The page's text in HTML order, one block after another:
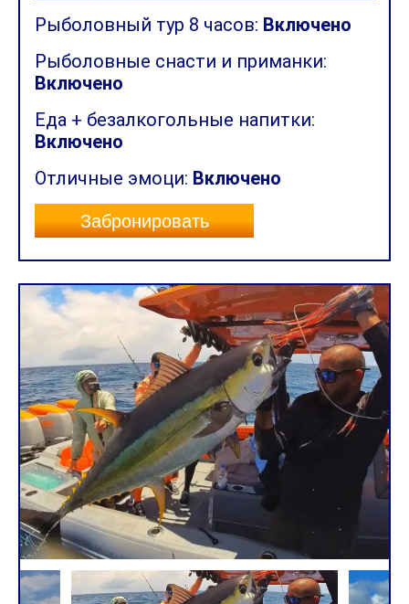
Рыболовный тур 8 часов: Включено
Рыболовные снасти и приманки:
Включено
Еда + безалкогольные напитки:
Включено
Отличные эмоци: Включено
Забронировать